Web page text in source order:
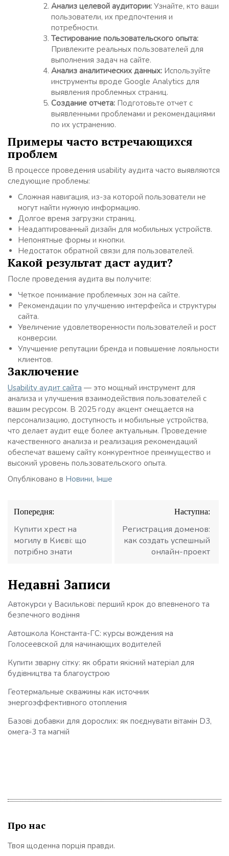
Анализ целевой аудитории: Узнайте, кто ваши
пользователи, их предпочтения и
потребности.
Тестирование пользовательского опыта:
Привлеките реальных пользователей для
выполнения задач на сайте.
Анализ аналитических данных: Используйте
инструменты вроде Google Analytics для
выявления проблемных страниц.
Создание отчета: Подготовьте отчет с
выявленными проблемами и рекомендациями
по их устранению.
Примеры часто встречающихся
проблем
В процессе проведения usability аудита часто выявляются
следующие проблемы:
Сложная навигация, из-за которой пользователи не
могут найти нужную информацию.
Долгое время загрузки страниц.
Неадаптированный дизайн для мобильных устройств.
Непонятные формы и кнопки.
Недостаток обратной связи для пользователей.
Какой результат даст аудит?
После проведения аудита вы получите:
Четкое понимание проблемных зон на сайте.
Рекомендации по улучшению интерфейса и структуры
сайта.
Увеличение удовлетворенности пользователей и рост
конверсии.
Улучшение репутации бренда и повышение лояльности
клиентов.
Заключение
Usability аудит сайта — это мощный инструмент для
анализа и улучшения взаимодействия пользователей с
вашим ресурсом. В 2025 году акцент смещается на
персонализацию, доступность и мобильные устройства,
что делает аудит еще более актуальным. Проведение
качественного анализа и реализация рекомендаций
обеспечат вашему сайту конкурентное преимущество и
высокий уровень пользовательского опыта.
Опубліковано в Новини, Інше
Навігація
записів
Попередня:
Купити хрест на
могилу в Києві: що
потрібно знати
Наступна:
Регистрация доменов:
как создать успешный
онлайн-проект
Недавні Записи
Автокурси у Василькові: перший крок до впевненого та
безпечного водіння
Автошкола Константа-ГС: курсы вождения на
Голосеевской для начинающих водителей
Купити зварну сітку: як обрати якісний матеріал для
будівництва та благоустрою
Геотермальные скважины как источник
энергоэффективного отопления
Базові добавки для дорослих: як поєднувати вітамін D3,
омега-3 та магній
Про нас
Твоя щоденна порція правди.